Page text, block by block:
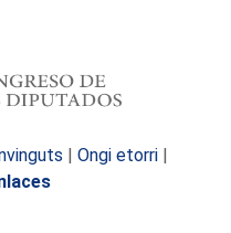
| Ongi etorri |